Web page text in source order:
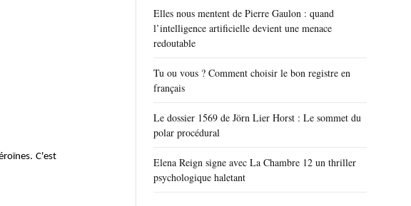
C'est
Elles nous mentent de Pierre Gaulon : quand
l’intelligence artificielle devient une menace
redoutable
Tu ou vous ? Comment choisir le bon registre en
français
Le dossier 1569 de Jörn Lier Horst : Le sommet du
polar procédural
Elena Reign signe avec La Chambre 12 un thriller
psychologique haletant